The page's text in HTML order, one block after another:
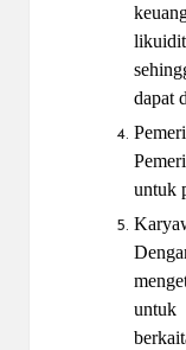
dapat
untuk